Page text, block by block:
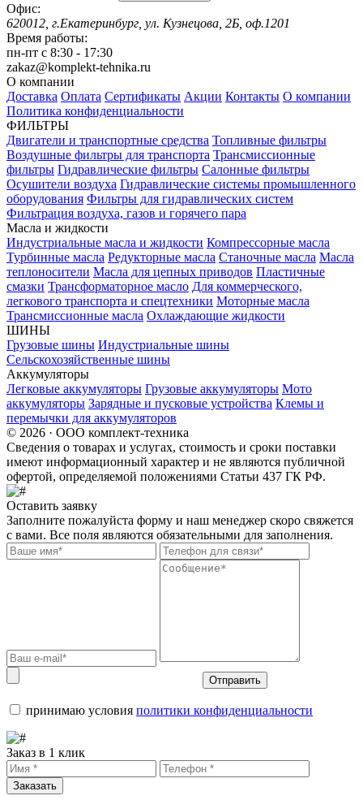
Офис:
620012, г.Екатеринбург, ул. Кузнецова, 2Б, оф.1201
Время работы:
пн-пт с 8:30 - 17:30
zakaz@komplekt-tehnika.ru
О компании
Доставка Оплата Сертификаты Акции Контакты О компании
Политика конфиденциальности
ФИЛЬТРЫ
Двигатели и транспортные средства Топливные фильтры
Воздушные фильтры для транспорта Трансмиссионные
фильтры Гидравлические фильтры Салонные фильтры
Осушители воздуха Гидравлические системы промышленного
оборудования Фильтры для гидравлических систем
Фильтрация воздуха, газов и горячего пара
Масла и жидкости
Индустриальные масла и жидкости Компрессорные масла
Турбинные масла Редукторные масла Станочные масла Масла
теплоносители Масла для цепных приводов Пластичные
смазки Трансформаторное масло Для коммерческого,
легкового транспорта и спецтехники Моторные масла
Трансмиссионные масла Охлаждающие жидкости
ШИНЫ
Грузовые шины Индустриальные шины
Сельскохозяйственные шины
Аккумуляторы
Легковые аккумуляторы Грузовые аккумуляторы Мото
аккумуляторы Зарядные и пусковые устройства Клемы и
перемычки для аккумуляторов
© 2026 · ООО комплект-техника
Сведения о товарах и услугах, стоимость и сроки поставки
имеют информационный характер и не являются публичной
офертой, определяемой положениями Статьи 437 ГК РФ.
Оставить заявку
Заполните пожалуйста форму и наш менеджер скоро свяжется
с вами. Все поля являются обязательными для заполнения.
Отправить
принимаю условия политики конфиденциальности
Заказ в 1 клик
Заказать